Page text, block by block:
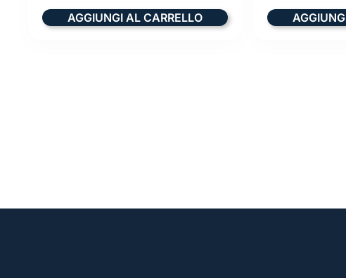
AGGIUNGI AL CARRELLO